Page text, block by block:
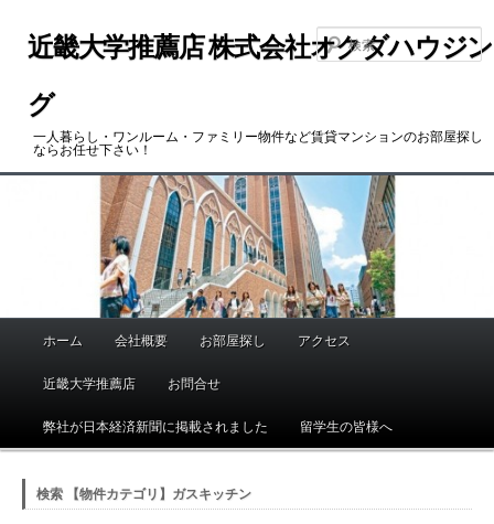
ン
ツ
近畿大学推薦店 株式会社オクダハウジン
グ
一人暮らし・ワンルーム・ファミリー物件など賃貸マンションのお部屋探し
ならお任せ下さい！
ニ
ホーム 会社概要 お部屋探し アクセス
近畿大学推薦店 お問合せ
弊社が日本経済新聞に掲載されました 留学生の皆様へ
検索 【物件カテゴリ】ガスキッチン